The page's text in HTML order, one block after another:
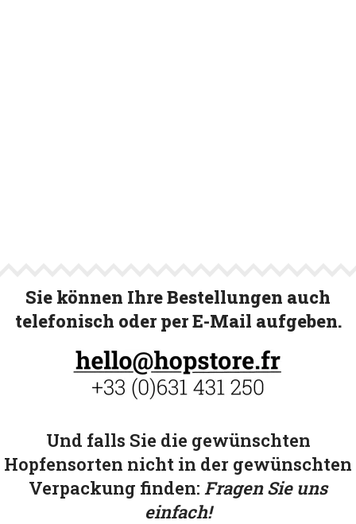
Sie können Ihre Bestellungen auch
telefonisch oder per E-Mail aufgeben.
Und falls Sie die gewünschten
Hopfensorten nicht in der gewünschten
Verpackung finden: Fragen Sie uns
einfach!